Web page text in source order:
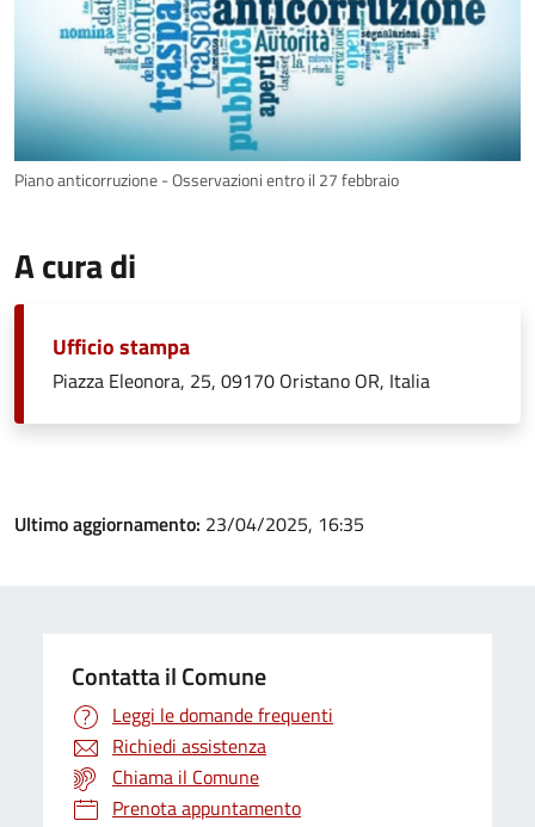
Piano anticorruzione - Osservazioni entro il 27 febbraio
A cura di
Ufficio stampa
Piazza Eleonora, 25, 09170 Oristano OR, Italia
Ultimo aggiornamento: 23/04/2025, 16:35
Contatta il Comune
Leggi le domande frequenti
Richiedi assistenza
Chiama il Comune
Prenota appuntamento